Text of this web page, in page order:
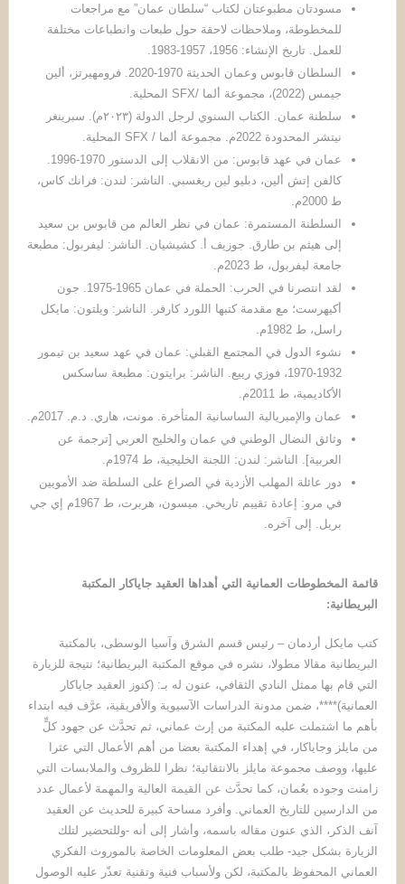
مسودتان مطبوعتان لكتاب “سلطان عمان” مع مراجعات
للمخطوطة، وملاحظات لاحقة حول طبعات وانطباعات مختلفة
للعمل. تاريخ الإنشاء: 1956، 1957-1983.
السلطان قابوس وعمان الحديثة 1970-2020. فرومهيرتز، ألين
جيمس (2022)، مجموعة ألما /SFX المحلية.
سلطنة عمان. الكتاب السنوي لرجل الدولة (٢٠٢٣م). سبرينغر
نيتشر المحدودة 2022م. مجموعة ألما / SFX المحلية.
كالفن إتش ألين، دبليو لين ريغسبي. الناشر: لندن: فرانك كاس،
ط 2000م.
السلطنة المستمرة: عمان في نظر العالم من قابوس بن سعيد
إلى هيثم بن طارق. جوزيف أ. كشيشيان. الناشر: ليفربول: مطبعة
جامعة ليفربول، ط 2023م.
لقد انتصرنا في الحرب: الحملة في عمان 1965-1975. جون
أكيهرست؛ مع مقدمة كتبها اللورد كارفر. الناشر: ويلتون: مايكل
راسل، ط 1982م.
نشوء الدول في المجتمع القبلي: عمان في عهد سعيد بن تيمور
1932-1970، فوزي ربيع. الناشر: برايتون: مطبعة ساسكس
الأكاديمية، ط 2011م.
عمان والإمبريالية الساسانية المتأخرة. مونت، هاري. د.م. 2017م.
وثائق النضال الوطني في عمان والخليج العربي [ترجمة عن
العربية]. الناشر: لندن: اللجنة الخليجية، ط 1974م.
دور عائلة المهلب الأزدية في الصراع على السلطة ضد الأمويين
في مرو: إعادة تقييم تاريخي. ميسون، هربرت، ط 1967م إي جي
بريل. إلى آخره.
قائمة المخطوطات العمانية التي أهداها العقيد جاياكار المكتبة
البريطانية:
كتب مايكل أردمان – رئيس قسم الشرق وآسيا الوسطى، بالمكتبة
البريطانية مقالا مطولا، نشره في موقع المكتبة البريطانية؛ نتيجة للزيارة
التي قام بها ممثل النادي الثقافي، عنون له بـ: (كنوز العقيد جاياكار
العمانية)****، ضمن مدونة الدراسات الآسيوية والأفريقية، عرَّف فيه ابتداء
بأهم ما اشتملت عليه المكتبة من إرث عماني، ثم تحدَّث عن جهود كلٍّ
من مايلز وجاياكار، في إهداء المكتبة بعضا من أهم الأعمال التي عثرا
عليها، ووصف مجموعة مايلز بالانتقائية؛ نظرا للظروف والملابسات التي
زامنت وجوده بعُمان، كما تحدَّث عن القيمة العالية والمهمة لأعمال عدد
من الدارسين للتاريخ العماني. وأفرد مساحة كبيرة للحديث عن العقيد
آنف الذكر، الذي عنون مقاله باسمه، وأشار إلى أنه -وللتحضير لتلك
الزيارة بشكل جيد- طلب بعض المعلومات الخاصة بالموروث الفكري
العماني المحفوظ بالمكتبة، لكن ولأسباب فنية وتقنية تعذّر عليه الوصول